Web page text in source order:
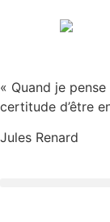
« Quand je
certitude d’être
Jules Renard